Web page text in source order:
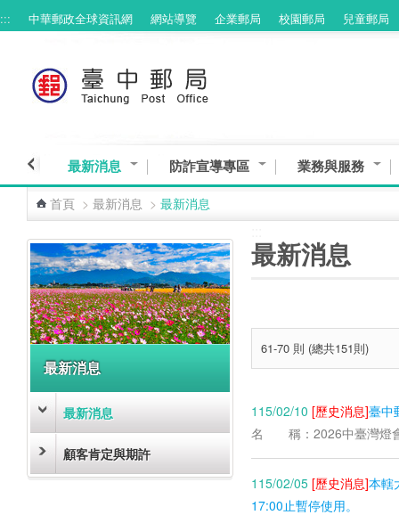
跳到主要內容區塊
::: 中華郵政全球資訊網 網站導覽 企業郵局 校園郵局 兒童郵局
最新消息 防詐宣導專區 業務與服務
首頁 > 最新消息 > 最新消息
最新消息
最新消息
顧客肯定與期許
最新消息
61-70 則 (總共151則)
115/02/10 [歷史消息]臺中
名 稱：2026中臺灣燈會
115/02/05 [歷史消息]本轄
17:00止暫停使用。